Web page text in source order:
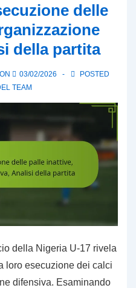
delle
della partita
03/02/2026
POSTED
TEAM
della Nigeria U-17 rivela
loro esecuzione dei calci
difensiva. Esaminando